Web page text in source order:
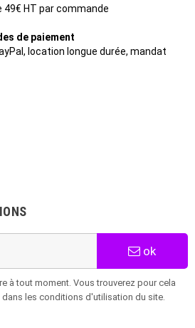
49€ HT par commande
de paiement
location longue durée, mandat
ok
à tout moment. Vous trouverez pour cela
les conditions d'utilisation du site.